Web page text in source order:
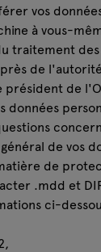
vos
à vous-
traitement
de
président de
données
de vos
de
.mdd et
ci-